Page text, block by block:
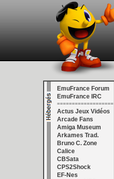
EmuFrance Forum
EmuFrance IRC
===================
Actus Jeux Vidéos
Arcade Fans
Amiga Museum
Arkames Trad.
Bruno C. Zone
Calice
CBSata
CPS2Shock
EF-Nes